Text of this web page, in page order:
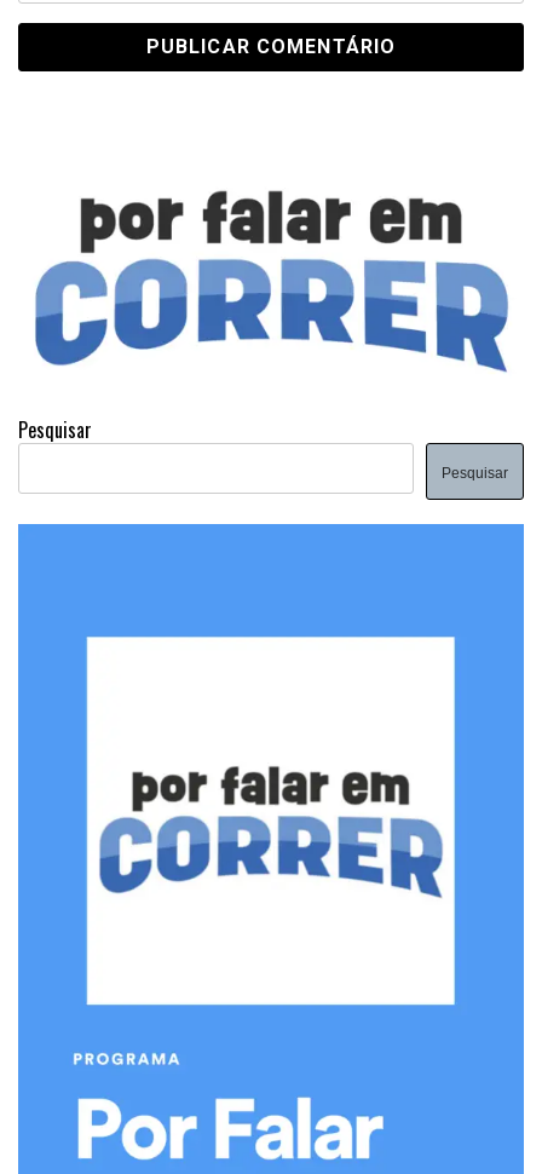
Pesquisar
Pesquisar